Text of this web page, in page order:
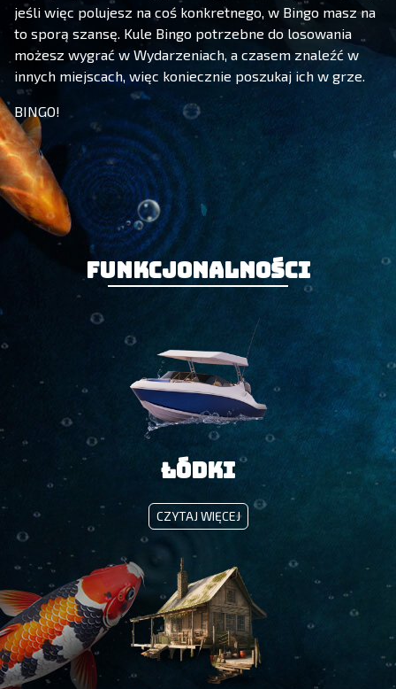
jeśli więc polujesz na coś konkretnego, w Bingo masz na
to sporą szansę. Kule Bingo potrzebne do losowania
możesz wygrać w Wydarzeniach, a czasem znaleźć w
innych miejscach, więc koniecznie poszukaj ich w grze.
BINGO!
Funkcjonalności
Łódki
CZYTAJ WIĘCEJŁÓDKI